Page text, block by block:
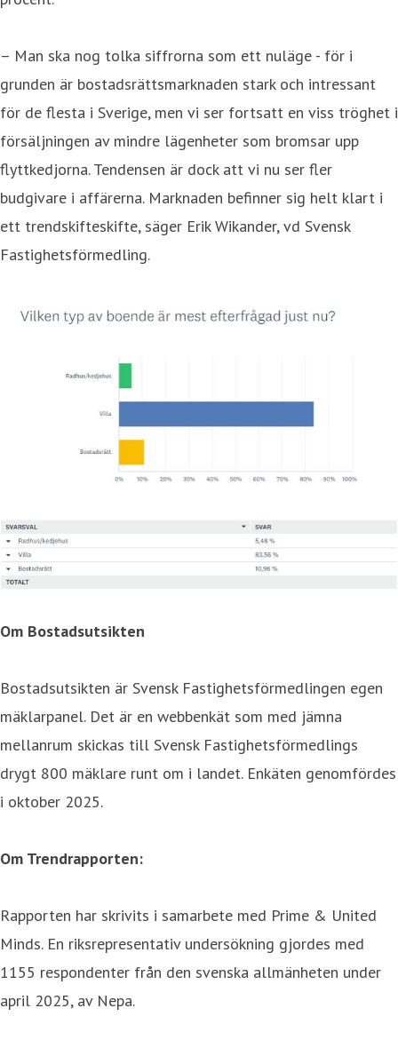
– Man ska nog tolka siffrorna som ett nuläge - för i
grunden är bostadsrättsmarknaden stark och intressant
för de flesta i Sverige, men vi ser fortsatt en viss tröghet i
försäljningen av mindre lägenheter som bromsar upp
flyttkedjorna. Tendensen är dock att vi nu ser fler
budgivare i affärerna. Marknaden befinner sig helt klart i
ett trendskifteskifte, säger Erik Wikander, vd Svensk
Fastighetsförmedling.
Om Bostadsutsikten
Bostadsutsikten är Svensk Fastighetsförmedlingen egen
mäklarpanel. Det är en webbenkät som med jämna
mellanrum skickas till Svensk Fastighetsförmedlings
drygt 800 mäklare runt om i landet. Enkäten genomfördes
i oktober 2025.
Om Trendrapporten:
Rapporten har skrivits i samarbete med Prime & United
Minds. En riksrepresentativ undersökning gjordes med
1155 respondenter från den svenska allmänheten under
april 2025, av Nepa.